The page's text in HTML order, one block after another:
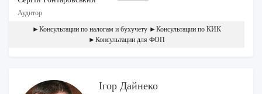
Аудитор
►Консультации по налогам и бухучету ►Консультации по КИК
►Консультации для ФОП
Ігор Дайнеко